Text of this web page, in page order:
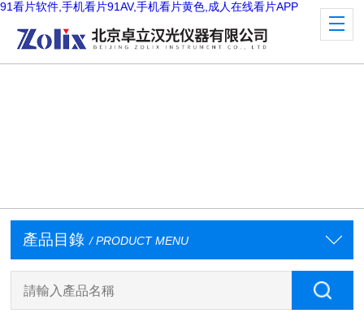
91看片软件,手机看片91AV,手机看片黄色,成人在线看片APP
產品目錄 / PRODUCT MENU